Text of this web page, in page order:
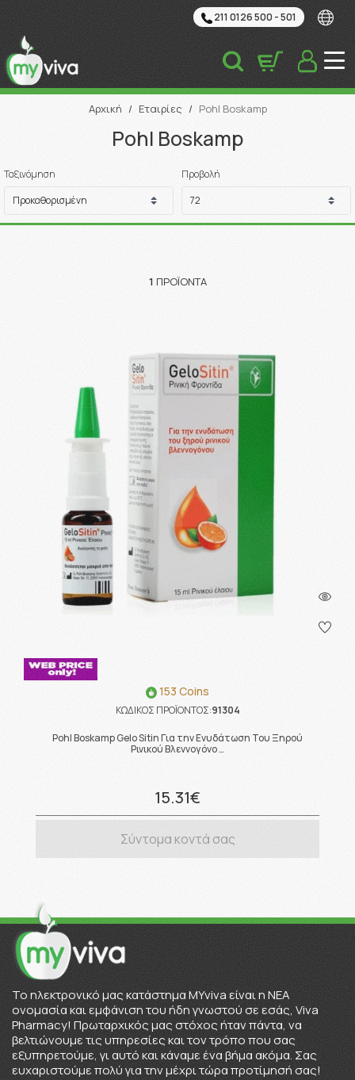
211 0126 500 - 501
Αναζήτηση
Αρχική / Εταιρίες / Pohl Boskamp
Pohl Boskamp
Ταξινόμηση Προβολή
1 ΠΡΟΪΌΝΤΑ
153 Coins
ΚΩΔΙΚΟΣ ΠΡΟΪΟΝΤΟΣ:91304
Pohl Boskamp Gelo Sitin Για την Ενυδάτωση Του Ξηρού
Ρινικού Βλεννογόνο …
15.31€
Σύντομα κοντά σας
To ηλεκτρονικό μας κατάστημα MYviva είναι η ΝΕΑ
ονομασία και εμφάνιση του ήδη γνωστού σε εσάς, Viva
Pharmacy! Πρωταρχικός μας στόχος ήταν πάντα, να
βελτιώνουμε τις υπηρεσίες και τον τρόπο που σας
εξυπηρετούμε, γι αυτό και κάναμε ένα βήμα ακόμα. Σας
ευχαριστούμε πολύ για την μέχρι τώρα προτίμησή σας!